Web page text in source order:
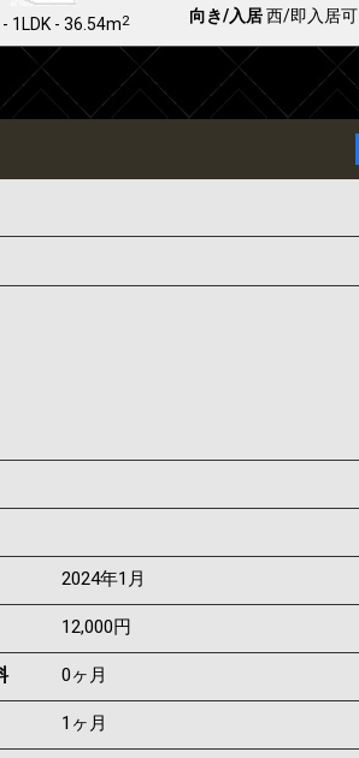
1LDK - 36.54m2
向き/入居西/即入居可
2024年1月
12,000円
0ヶ月
1ヶ月